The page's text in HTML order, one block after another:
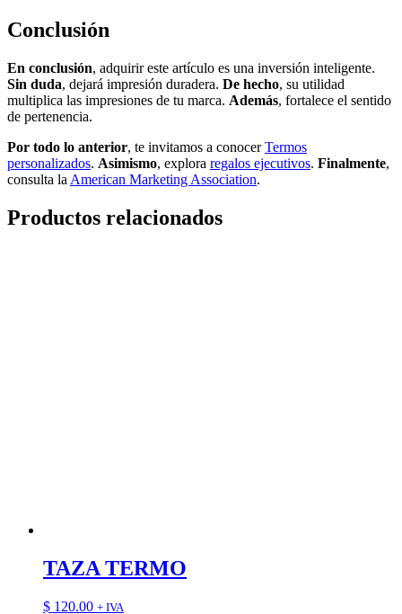
Conclusión
En conclusión, adquirir este artículo es una inversión inteligente.
Sin duda, dejará impresión duradera. De hecho, su utilidad
multiplica las impresiones de tu marca. Además, fortalece el sentido
de pertenencia.
Por todo lo anterior, te invitamos a conocerTermos
personalizados. Asimismo, explora regalos ejecutivos. Finalmente,
consulta la American Marketing Association.
Productos relacionados
TAZA TERMO
$ 120.00 + IVA